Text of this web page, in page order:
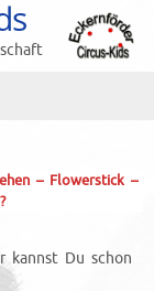
– Flowerstick –
kannst Du schon